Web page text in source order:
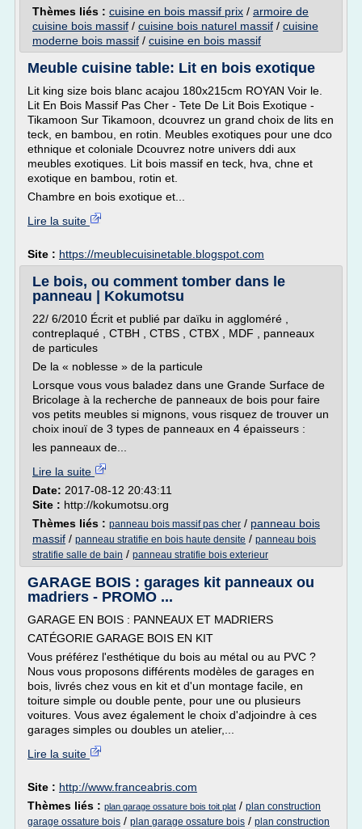
Thèmes liés : cuisine en bois massif prix / armoire de
cuisine bois massif / cuisine bois naturel massif / cuisine
moderne bois massif / cuisine en bois massif
Meuble cuisine table: Lit en bois exotique
Lit king size bois blanc acajou 180x215cm ROYAN Voir le.
Lit En Bois Massif Pas Cher - Tete De Lit Bois Exotique -
Tikamoon Sur Tikamoon, dcouvrez un grand choix de lits en
teck, en bambou, en rotin. Meubles exotiques pour une dco
ethnique et coloniale Dcouvrez notre univers ddi aux
meubles exotiques. Lit bois massif en teck, hva, chne et
exotique en bambou, rotin et.
Chambre en bois exotique et...
Lire la suite
Site : https://meublecuisinetable.blogspot.com
Le bois, ou comment tomber dans le
panneau | Kokumotsu
22/ 6/2010 Écrit et publié par daïku in aggloméré ,
contreplaqué , CTBH , CTBS , CTBX , MDF , panneaux
de particules
De la « noblesse » de la particule
Lorsque vous vous baladez dans une Grande Surface de
Bricolage à la recherche de panneaux de bois pour faire
vos petits meubles si mignons, vous risquez de trouver un
choix inouï de 3 types de panneaux en 4 épaisseurs :
les panneaux de...
Lire la suite
Date: 2017-08-12 20:43:11
Site : http://kokumotsu.org
Thèmes liés : panneau bois massif pas cher / panneau bois
massif / panneau stratifie en bois haute densite / panneau bois
stratifie salle de bain / panneau stratifie bois exterieur
GARAGE BOIS : garages kit panneaux ou
madriers - PROMO ...
GARAGE EN BOIS : PANNEAUX ET MADRIERS
CATÉGORIE GARAGE BOIS EN KIT
Vous préférez l'esthétique du bois au métal ou au PVC ?
Nous vous proposons différents modèles de garages en
bois, livrés chez vous en kit et d'un montage facile, en
toiture simple ou double pente, pour une ou plusieurs
voitures. Vous avez également le choix d'adjoindre à ces
garages simples ou doubles un atelier,...
Lire la suite
Site : http://www.franceabris.com
Thèmes liés : plan garage ossature bois toit plat / plan construction
garage ossature bois / plan garage ossature bois / plan construction